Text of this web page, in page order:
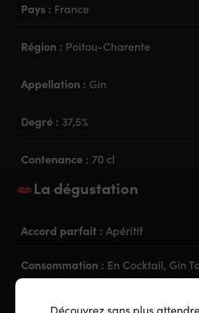
Pays : France
Région : Poitou-Charente
Appellation : Gin
Degré : 37,5%
Contenance : 70 cl
La dégustation
Accord parfait :Apéritif
Consommation : En Cocktail, Gin
Découvrez sans plus attendre